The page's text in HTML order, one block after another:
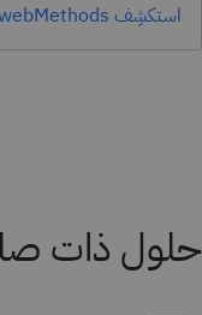
استكشِف IBM webMethods